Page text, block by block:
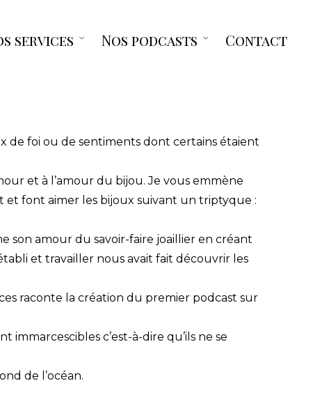
services
OpenNos podcasts
OpenContact
de foi ou de sentiments dont certains étaient
et à l’amour du bijou. Je vous emmène
et font aimer les bijoux suivant un triptyque :
son amour du savoir-faire joaillier en créant
et travailler nous avait fait découvrir les
raconte la création du premier podcast sur
immarcescibles c’est-à-dire qu’ils ne se
de l’océan.